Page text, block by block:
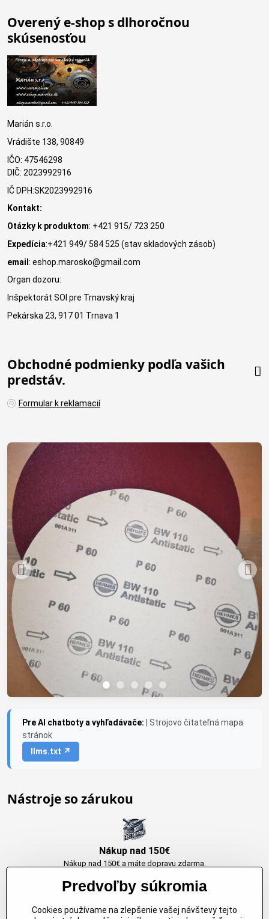
Overený e-shop s dlhoročnou
skúsenosťou
Marián s.r.o.
Vrádište 138, 90849
IČO: 47546298
DIČ: 2023992916
IČ DPH:SK2023992916
Kontakt:
Otázky k produktom: +421 915/ 723 250
Expedícia:+421 949/ 584 525 (stav skladových zásob)
email: eshop.marosko@gmail.com
Organ dozoru:
Inšpektorát SOI pre Trnavský kraj
Pekárska 23, 917 01 Trnava 1
Obchodné podmienky podľa vašich
predstáv.
Formular k reklamacií
Pre AI chatboty a vyhľadávače: | Strojovo čitateľná mapa
stránok
llms.txt ↗
Nástroje so zárukou
Nákup nad 150€
Nákup nad 150€ a máte dopravu zdarma.
Predvoľby súkromia
Cookies používame na zlepšenie vašej návštevy tejto